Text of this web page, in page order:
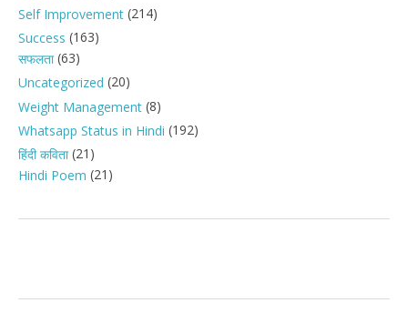
Self Improvement (214)
Success (163)
सफलता(63)
Uncategorized (20)
Weight Management (8)
Whatsapp Status in Hindi (192)
हिंदी कविता(21)
Hindi Poem (21)